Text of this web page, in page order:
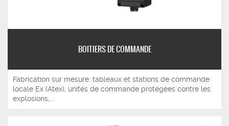
BOITIERS DE COMMANDE
Fabrication sur mesure: tableaux et stations de commande
locale Ex (Atex), unités de commande protégées contre les
explosions,...